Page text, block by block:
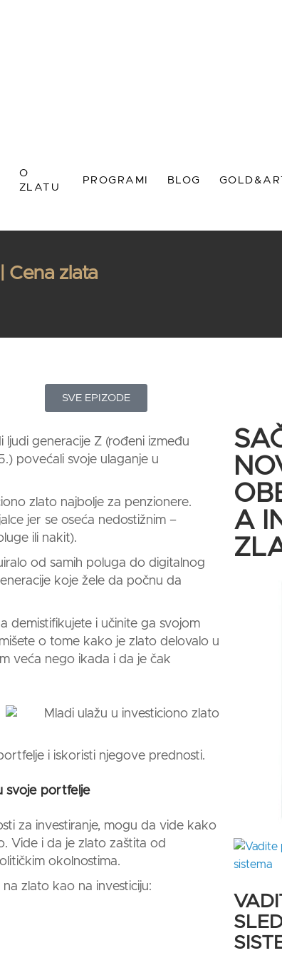
O
ZLATU
PROGRAMI BLOG
Zlato kao finansijska zaštita
Cena zlata
SVE EPIZODE
generacije Z (rođeni između
povećali svoje ulaganje u
zlato najbolje za penzionere.
jer se oseća nedostižnim –
ili nakit).
od samih poluga do digitalnog
koje žele da počnu da
demistifikujete i učinite ga svojom
o tome kako je zlato delovalo u
veća nego ikada i da je čak
i iskoristi njegove prednosti.
svoje portfelje
za investiranje, mogu da vide kako
Vide i da je zlato zaštita od
okolnostima.
na zlato kao na investiciju:
A